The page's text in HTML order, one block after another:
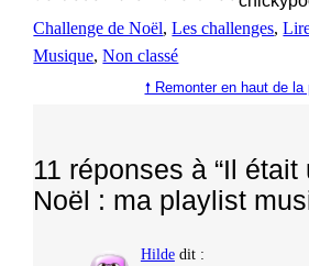
Challenge de Noël, Les challenges,
Musique, Non classé
🠕 Remonter en haut de la
11 réponses à “Il était
Noël : ma playlist
Hilde dit :